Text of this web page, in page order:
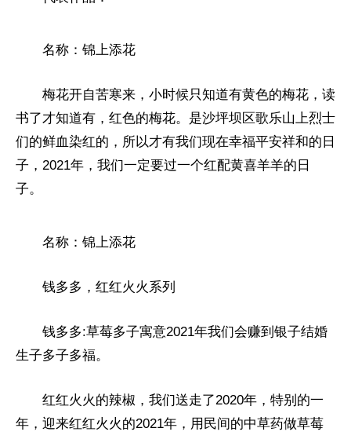
名称：锦上添花
梅花开自苦寒来，小时候只知道有黄色的梅花，读
书了才知道有，红色的梅花。是沙坪坝区歌乐山上烈士
们的鲜血染红的，所以才有我们现在幸福平安祥和的日
子，2021年，我们一定要过一个红配黄喜羊羊的日
子。
名称：锦上添花
钱多多，红红火火系列
钱多多:草莓多子寓意2021年我们会赚到银子结婚
生子多子多福。
红红火火的辣椒，我们送走了2020年，特别的一
年，迎来红红火火的2021年，用民间的中草药做草莓